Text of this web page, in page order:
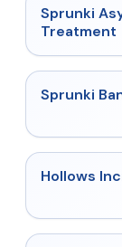
Sprunki
Treatment
Sprunki
Hollows